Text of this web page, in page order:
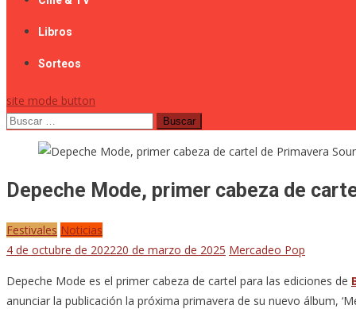
Libros
Sorteos
site mode button
Buscar:
Depeche Mode, primer cabeza de
Festivales Noticias
4 de octubre de 202220 de marzo de 2025 Mercadeo Pop
Depeche Mode es el primer cabeza de cartel para las ediciones de
anunciar la publicación la próxima primavera de su nuevo álbum,